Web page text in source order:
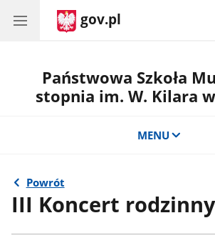
gov.pl
Państwowa Szkoła
stopnia im. W. Kilara
MENU
Powrót
III Koncert rodzinny